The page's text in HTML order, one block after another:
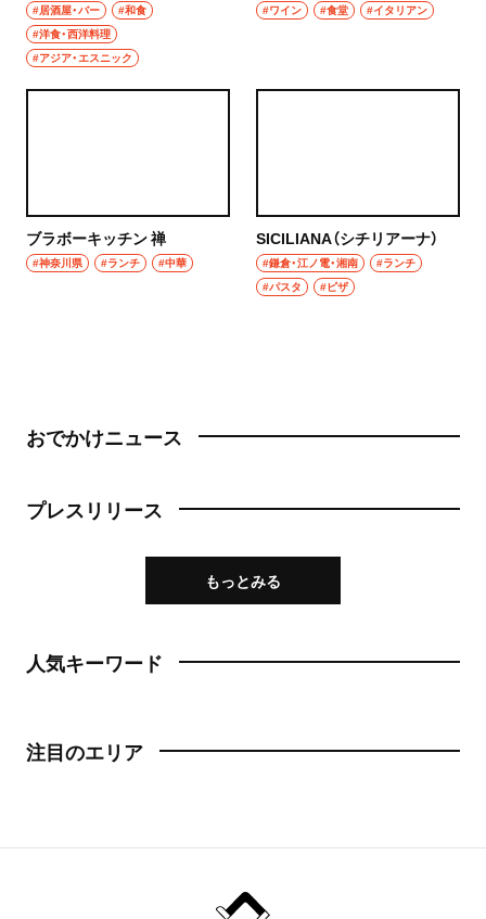
#居酒屋・バー
#和食
#洋食・西洋料理
#アジア・エスニック
#ワイン
#食堂 #イタリアン
ブラボーキッチン 禅
#神奈川県 #ランチ #中華
SICILIANA（シチリアーナ）
#鎌倉・江ノ電・湘南
#ランチ
#パスタ
#ピザ
おでかけニュース
プレスリリース
もっとみる
人気キーワード
注目のエリア